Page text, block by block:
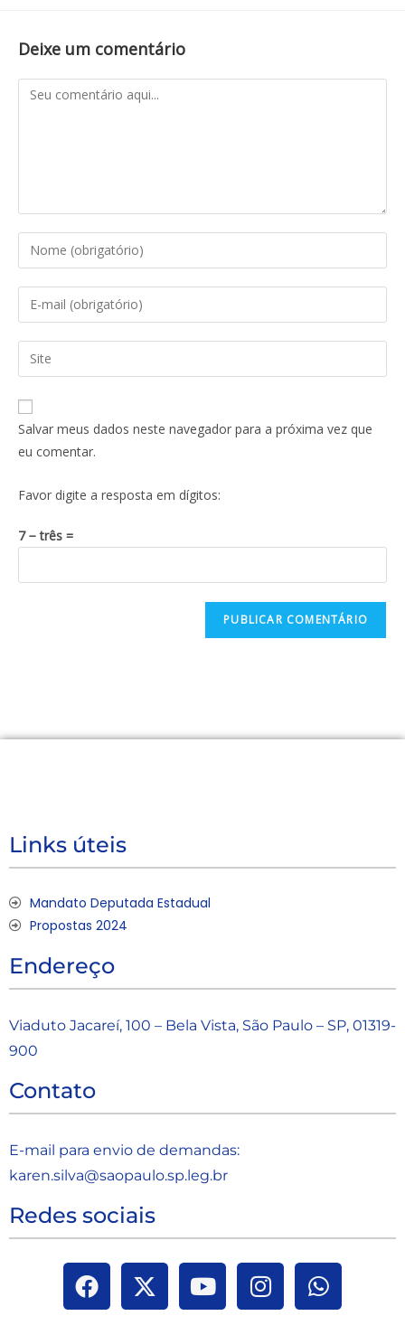
Deixe um comentário
Salvar meus dados neste navegador para a próxima vez que
eu comentar.
Favor digite a resposta em dígitos:
7 − três =
Links úteis
Mandato Deputada Estadual
Propostas 2024
Endereço
Viaduto Jacareí, 100 – Bela Vista, São Paulo – SP, 01319-
900
Contato
E-mail para envio de demandas:
karen.silva@saopaulo.sp.leg.br
Redes sociais